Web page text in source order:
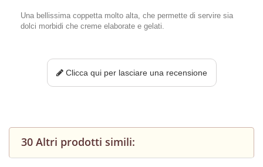
Una bellissima coppetta molto alta, che permette di servire sia
dolci morbidi che creme elaborate e gelati.
Clicca qui per lasciare una recensione
30 Altri prodotti simili: